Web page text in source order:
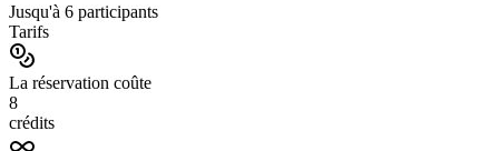
Jusqu'à 6 participants
Tarifs
La réservation coûte
8
crédits